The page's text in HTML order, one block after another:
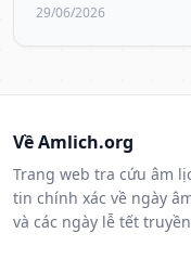
29/06/2026
Về Amlich.org
Trang web tra cứu âm
tin chính xác về ngày
và các ngày lễ tết